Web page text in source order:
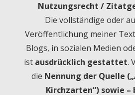
Nutzungsrecht /
Die vollständige oder
Veröffentlichung meiner
Blogs, in sozialen Medien
ist ausdrücklich gestattet.
die Nennung der Quelle
Kirchzarten“) sowie –